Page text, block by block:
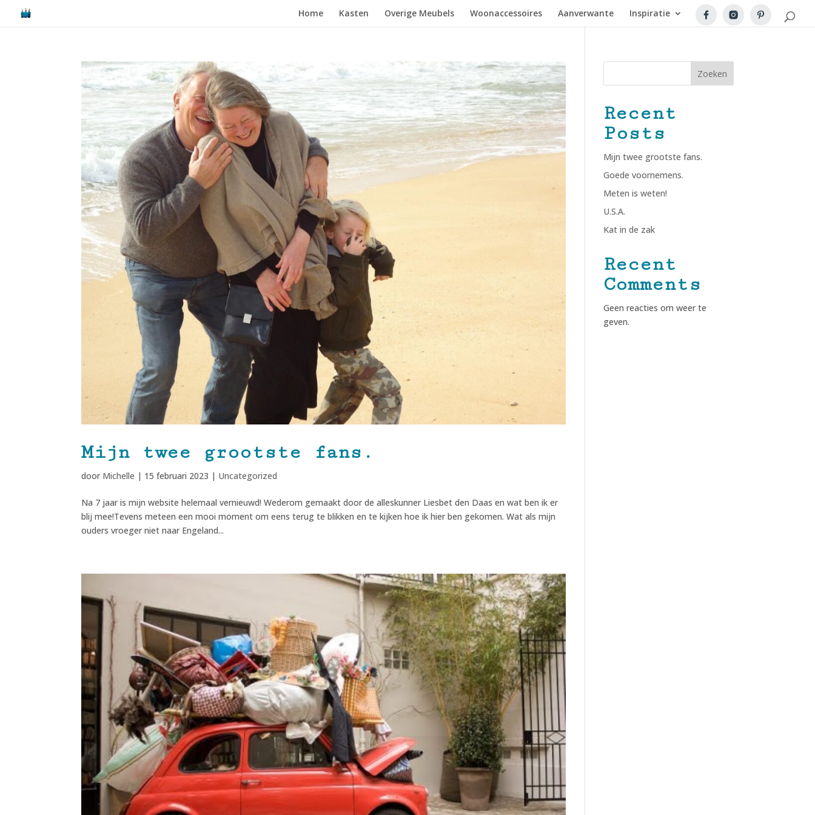
Home Kasten Overige Meubels Woonaccessoires Aanverwante Inspiratie
Mijn twee grootste fans.
door Michelle | 15 februari 2023 | Uncategorized
Na 7 jaar is mijn website helemaal vernieuwd! Wederom gemaakt door de alleskunner Liesbet den Daas en wat ben ik er
blij mee!Tevens meteen een mooi moment om eens terug te blikken en te kijken hoe ik hier ben gekomen. Wat als mijn
ouders vroeger niet naar Engeland...
Zoeken
Recent
Posts
Mijn twee grootste fans.
Goede voornemens.
Meten is weten!
U.S.A.
Kat in de zak
Recent
Comments
Geen reacties om weer te
geven.